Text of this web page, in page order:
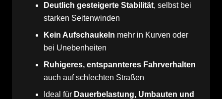
Deutlich gesteigerte Stabilität, selbst bei
starken Seitenwinden
Kein Aufschaukeln mehr in Kurven oder
bei Unebenheiten
Ruhigeres, entspannteres Fahrverhalten
auch auf schlechten Straßen
Ideal für Dauerbelastung, Umbauten und